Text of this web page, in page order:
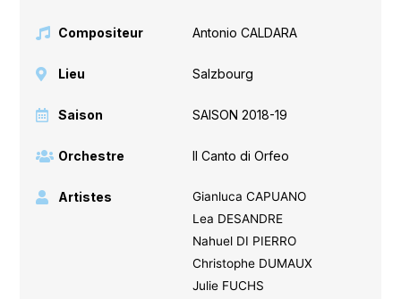
Compositeur Antonio CALDARA
Lieu Salzbourg
Saison SAISON 2018-19
Orchestre Il Canto di Orfeo
Artistes
Gianluca CAPUANO
Lea DESANDRE
Nahuel DI PIERRO
Christophe DUMAUX
Julie FUCHS